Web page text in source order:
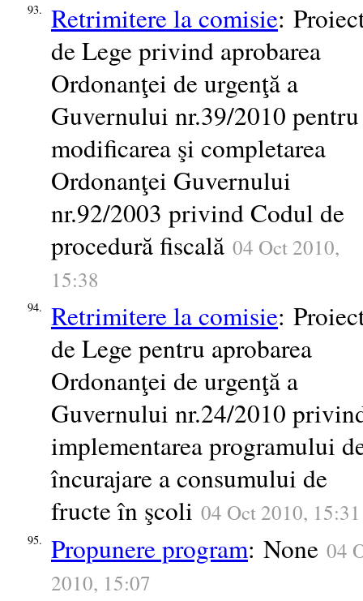
93. Retrimitere la comisie:
de Lege privind aprobarea
Ordonanţei de urgenţă a
Guvernului nr.39/2010 pentru
modificarea şi completarea
Ordonanţei Guvernului
nr.92/2003 privind Codul de
procedură fiscală 04 Oct 2010,
15:38
94. Retrimitere la comisie:
de Lege pentru aprobarea
Ordonanţei de urgenţă a
Guvernului nr.24/2010
implementarea programului
încurajare a consumului de
fructe în şcoli 04 Oct 2010, 15:31
95. Propunere program: None 04
2010, 15:07